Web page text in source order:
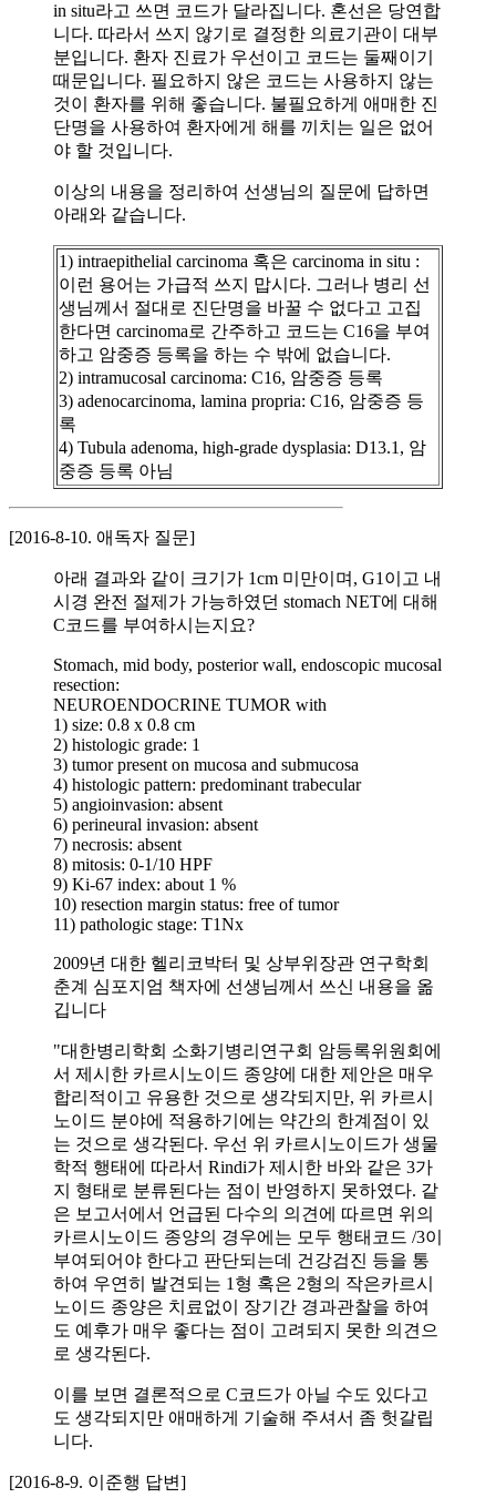
in situ라고 쓰면 코드가 달라집니다. 혼선은 당연합
니다. 따라서 쓰지 않기로 결정한 의료기관이 대부
분입니다. 환자 진료가 우선이고 코드는 둘째이기
때문입니다. 필요하지 않은 코드는 사용하지 않는
것이 환자를 위해 좋습니다. 불필요하게 애매한 진
단명을 사용하여 환자에게 해를 끼치는 일은 없어
야 할 것입니다.
이상의 내용을 정리하여 선생님의 질문에 답하면
아래와 같습니다.
1) intraepithelial carcinoma 혹은 carcinoma in situ :
이런 용어는 가급적 쓰지 맙시다. 그러나 병리 선
생님께서 절대로 진단명을 바꿀 수 없다고 고집
한다면 carcinoma로 간주하고 코드는 C16을 부여
하고 암중증 등록을 하는 수 밖에 없습니다.
2) intramucosal carcinoma: C16, 암중증 등록
3) adenocarcinoma, lamina propria: C16, 암중증 등
록
4) Tubula adenoma, high-grade dysplasia: D13.1, 암
중증 등록 아님
[2016-8-10. 애독자 질문]
아래 결과와 같이 크기가 1cm 미만이며, G1이고 내
시경 완전 절제가 가능하였던 stomach NET에 대해
C코드를 부여하시는지요?
Stomach, mid body, posterior wall, endoscopic mucosal
resection:
NEUROENDOCRINE TUMOR with
1) size: 0.8 x 0.8 cm
2) histologic grade: 1
3) tumor present on mucosa and submucosa
4) histologic pattern: predominant trabecular
5) angioinvasion: absent
6) perineural invasion: absent
7) necrosis: absent
8) mitosis: 0-1/10 HPF
9) Ki-67 index: about 1 %
10) resection margin status: free of tumor
11) pathologic stage: T1Nx
2009년 대한 헬리코박터 및 상부위장관 연구학회
춘계 심포지엄 책자에 선생님께서 쓰신 내용을 옮
깁니다
"대한병리학회 소화기병리연구회 암등록위원회에
서 제시한 카르시노이드 종양에 대한 제안은 매우
합리적이고 유용한 것으로 생각되지만, 위 카르시
노이드 분야에 적용하기에는 약간의 한계점이 있
는 것으로 생각된다. 우선 위 카르시노이드가 생물
학적 행태에 따라서 Rindi가 제시한 바와 같은 3가
지 형태로 분류된다는 점이 반영하지 못하였다. 같
은 보고서에서 언급된 다수의 의견에 따르면 위의
카르시노이드 종양의 경우에는 모두 행태코드 /3이
부여되어야 한다고 판단되는데 건강검진 등을 통
하여 우연히 발견되는 1형 혹은 2형의 작은카르시
노이드 종양은 치료없이 장기간 경과관찰을 하여
도 예후가 매우 좋다는 점이 고려되지 못한 의견으
로 생각된다.
이를 보면 결론적으로 C코드가 아닐 수도 있다고
도 생각되지만 애매하게 기술해 주셔서 좀 헛갈립
니다.
[2016-8-9. 이준행 답변]